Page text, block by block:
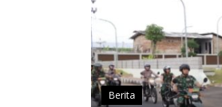
Berita